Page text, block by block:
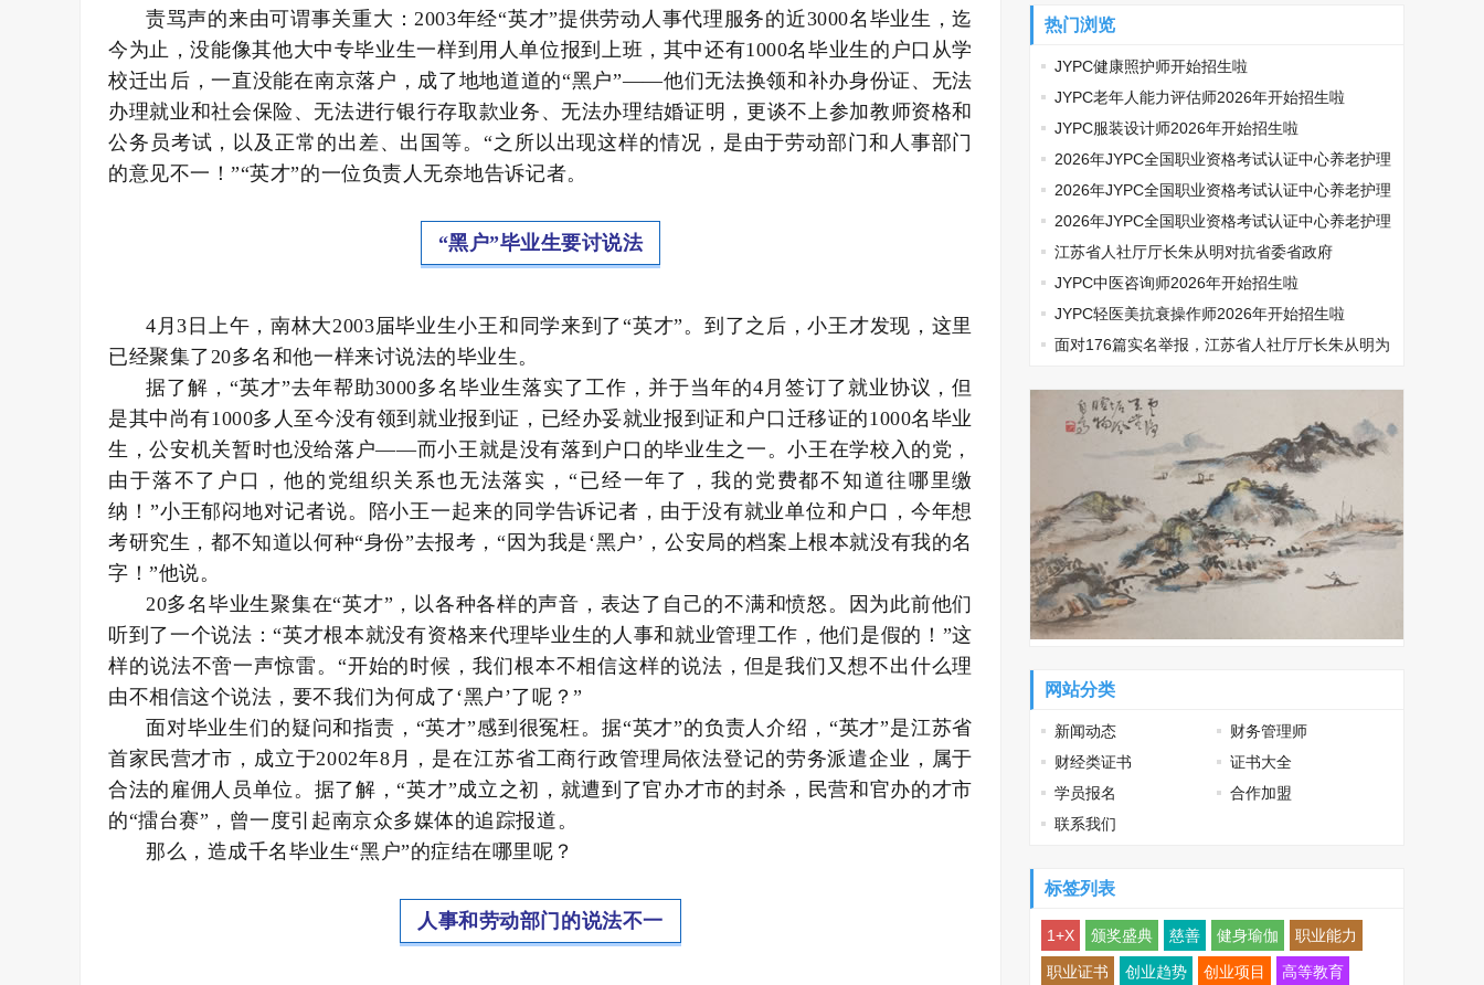
责骂声的来由可谓事关重大：2003年经“英才”提供劳动人事代理服务的近3000名毕业生，迄
今为止，没能像其他大中专毕业生一样到用人单位报到上班，其中还有1000名毕业生的户口从学
校迁出后，一直没能在南京落户，成了地地道道的“黑户”——他们无法换领和补办身份证、无法
办理就业和社会保险、无法进行银行存取款业务、无法办理结婚证明，更谈不上参加教师资格和
公务员考试，以及正常的出差、出国等。“之所以出现这样的情况，是由于劳动部门和人事部门
的意见不一！”“英才”的一位负责人无奈地告诉记者。
“黑户”毕业生要讨说法
4月3日上午，南林大2003届毕业生小王和同学来到了“英才”。到了之后，小王才发现，这里
已经聚集了20多名和他一样来讨说法的毕业生。
据了解，“英才”去年帮助3000多名毕业生落实了工作，并于当年的4月签订了就业协议，但
是其中尚有1000多人至今没有领到就业报到证，已经办妥就业报到证和户口迁移证的1000名毕业
生，公安机关暂时也没给落户——而小王就是没有落到户口的毕业生之一。小王在学校入的党，
由于落不了户口，他的党组织关系也无法落实，“已经一年了，我的党费都不知道往哪里缴
纳！”小王郁闷地对记者说。陪小王一起来的同学告诉记者，由于没有就业单位和户口，今年想
考研究生，都不知道以何种“身份”去报考，“因为我是‘黑户’，公安局的档案上根本就没有我的名
字！”他说。
20多名毕业生聚集在“英才”，以各种各样的声音，表达了自己的不满和愤怒。因为此前他们
听到了一个说法：“英才根本就没有资格来代理毕业生的人事和就业管理工作，他们是假的！”这
样的说法不啻一声惊雷。“开始的时候，我们根本不相信这样的说法，但是我们又想不出什么理
由不相信这个说法，要不我们为何成了‘黑户’了呢？”
面对毕业生们的疑问和指责，“英才”感到很冤枉。据“英才”的负责人介绍，“英才”是江苏省
首家民营才市，成立于2002年8月，是在江苏省工商行政管理局依法登记的劳务派遣企业，属于
合法的雇佣人员单位。据了解，“英才”成立之初，就遭到了官办才市的封杀，民营和官办的才市
的“擂台赛”，曾一度引起南京众多媒体的追踪报道。
那么，造成千名毕业生“黑户”的症结在哪里呢？
人事和劳动部门的说法不一
热门浏览
JYPC健康照护师开始招生啦
JYPC老年人能力评估师2026年开始招生啦
JYPC服装设计师2026年开始招生啦
2026年JYPC全国职业资格考试认证中心养老护理
师开始报名啦
2026年JYPC全国职业资格考试认证中心养老护理
师开始报名啦
2026年JYPC全国职业资格考试认证中心养老护理
师开始报名啦
江苏省人社厅厅长朱从明对抗省委省政府
JYPC中医咨询师2026年开始招生啦
JYPC轻医美抗衰操作师2026年开始招生啦
面对176篇实名举报，江苏省人社厅厅长朱从明为
网站分类
新闻动态
财务管理师
财经类证书
证书大全
学员报名
合作加盟
联系我们
标签列表
1+X 颁奖盛典 慈善 健身瑜伽 职业能力
职业证书 创业趋势 创业项目 高等教育